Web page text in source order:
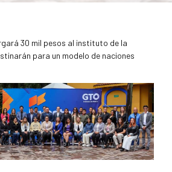
30 mil pesos al instituto de la
para un modelo de naciones